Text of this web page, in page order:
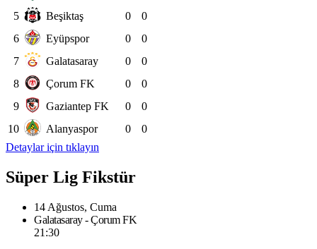
5
Beşiktaş 0
0
6
Eyüpspor 0
0
7
Galatasaray 0
0
8
Çorum FK 0
0
9
Gaziantep FK 0
0
10
Alanyaspor 0
0
Detaylar için tıklayın
Süper Lig Fikstür
14 Ağustos, Cuma
Galatasaray - Çorum FK
21:30